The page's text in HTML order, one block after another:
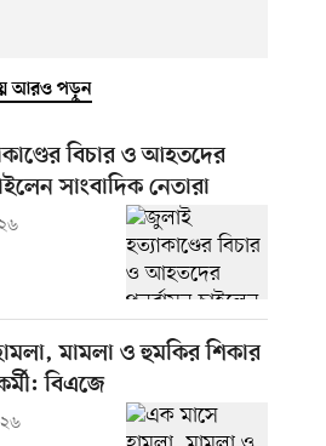
আরও পড়ুন
বিচার ও আহতদের
সাংবাদিক নেতারা
মামলা ও হুমকির শিকার
বিএজে